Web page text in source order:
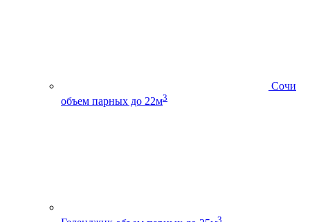
Сочи
объем парных до 22м3
3